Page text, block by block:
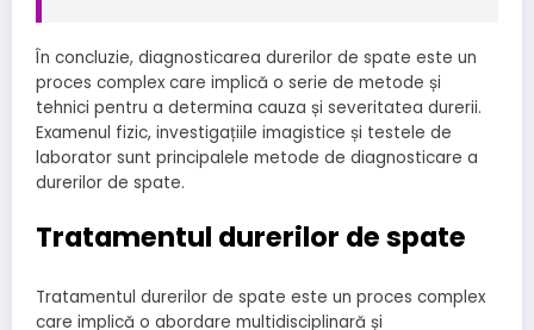
În concluzie, diagnosticarea durerilor de spate este un
proces complex care implică o serie de metode și
tehnici pentru a determina cauza și severitatea durerii.
Examenul fizic, investigațiile imagistice și testele de
laborator sunt principalele metode de diagnosticare a
durerilor de spate.
Tratamentul durerilor de spate
Tratamentul durerilor de spate este un proces complex
care implică o abordare multidisciplinară și